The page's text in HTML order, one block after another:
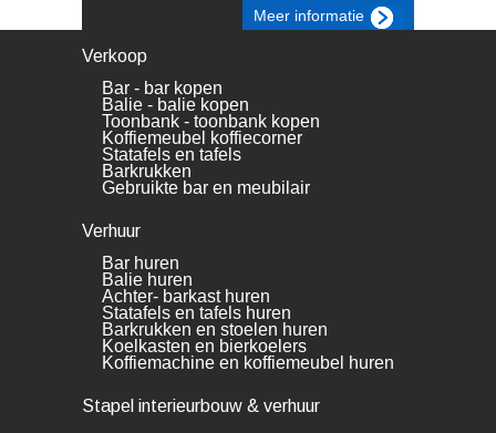
Meer informatie
Verkoop
Bar - bar kopen
Balie - balie kopen
Toonbank - toonbank kopen
Koffiemeubel koffiecorner
Statafels en tafels
Barkrukken
Gebruikte bar en meubilair
Verhuur
Bar huren
Balie huren
Achter- barkast huren
Statafels en tafels huren
Barkrukken en stoelen huren
Koelkasten en bierkoelers
Koffiemachine en koffiemeubel huren
Stapel interieurbouw & verhuur